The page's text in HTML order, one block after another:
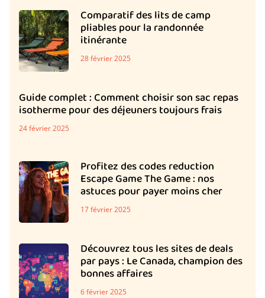
Comparatif des lits de camp
pliables pour la randonnée
itinérante
28 février 2025
Guide complet : Comment choisir son sac repas
isotherme pour des déjeuners toujours frais
24 février 2025
Profitez des codes reduction
Escape Game The Game : nos
astuces pour payer moins cher
17 février 2025
Découvrez tous les sites de deals
par pays : Le Canada, champion des
bonnes affaires
6 février 2025